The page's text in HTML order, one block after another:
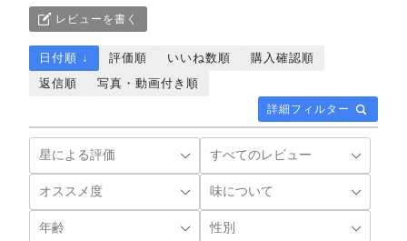
レビューを書く
詳細フィルター
日付順 ↓ 評価順 いいね数順
購入確認順
返信順
写真・動画付き順